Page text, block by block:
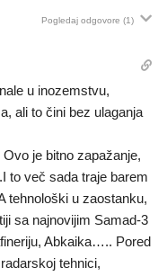
Pogledaj odgovore (1)
u inozemstvu,
ali to čini bez ulaganja
je bitno zapažanje,
to več sada traje barem
tehnološki u zaostanku,
sa najnovijim Samad-3
Abkaika….. Pored
tehnici,